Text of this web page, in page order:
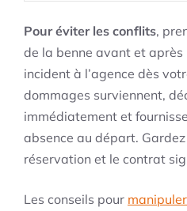
Pour éviter les conflits,
de la benne avant et
incident à l’agence dès
dommages surviennent,
immédiatement et
absence au départ.
réservation et le contrat
Les conseils pour